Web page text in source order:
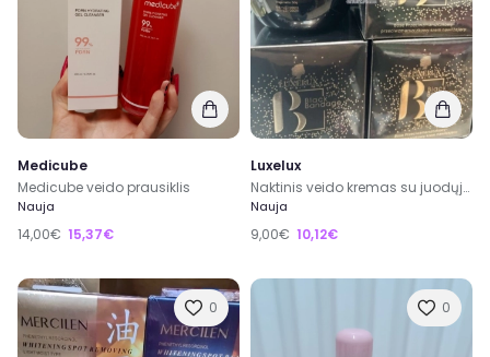
Medicube
Medicube veido prausiklis
Nauja
14,00€ 15,37€
Luxelux
Naktinis veido kremas su juodųjų bandažų
Nauja
9,00€ 10,12€
0 0